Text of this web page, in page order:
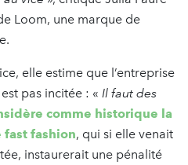
Loom, une marque de
elle estime que l’entreprise
pas incitée : « Il faut des
comme historique la
fashion, qui si elle venait
instaurerait une pénalité